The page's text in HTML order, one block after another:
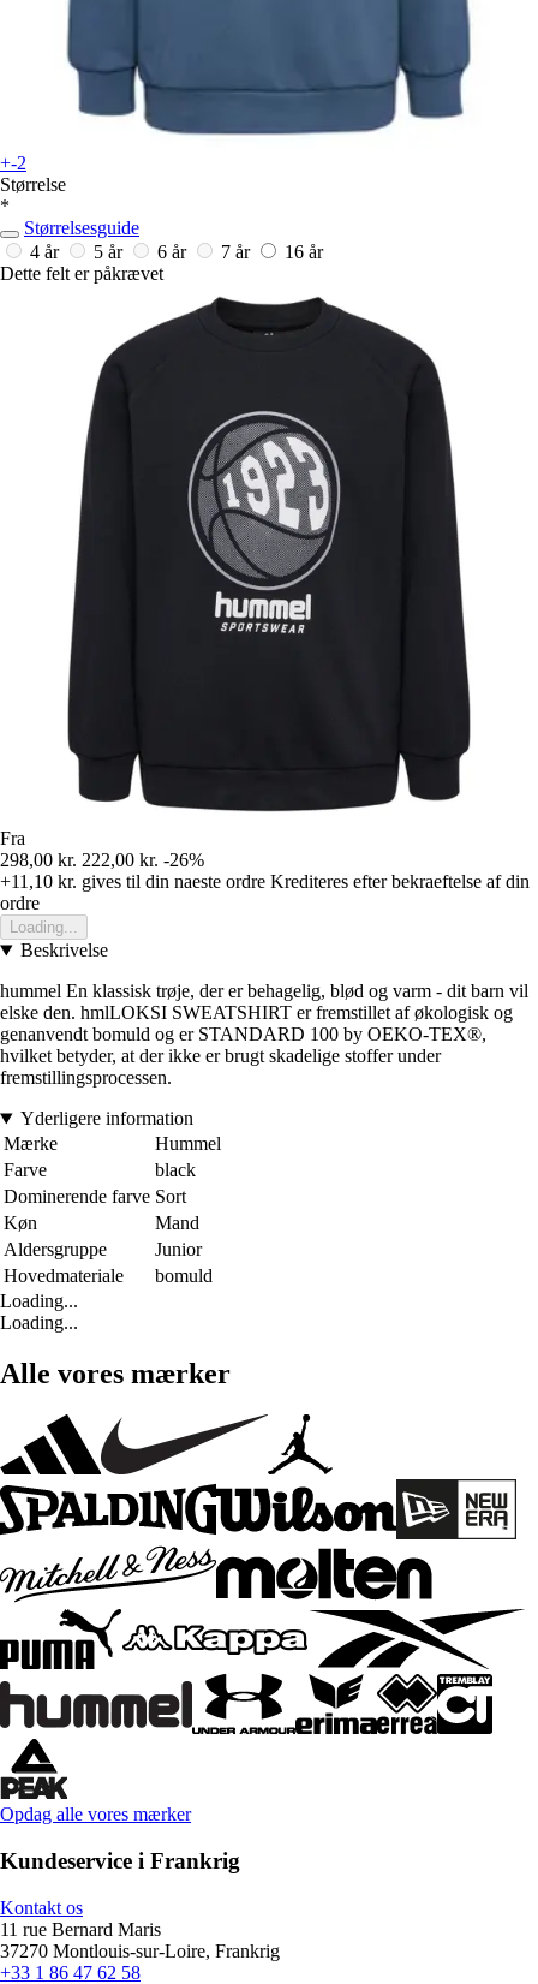
+-2
Størrelse
*
Størrelsesguide
4 år
5 år 6 år 7 år
16 år
Dette felt er påkrævet
Fra
298,00 kr. 222,00 kr. -26%
+11,10 kr. gives til din naeste ordre Krediteres efter bekraeftelse af din
ordre
Loading...
Beskrivelse
hummel En klassisk trøje, der er behagelig, blød og varm - dit barn vil
elske den. hmlLOKSI SWEATSHIRT er fremstillet af økologisk og
genanvendt bomuld og er STANDARD 100 by OEKO-TEX®,
hvilket betyder, at der ikke er brugt skadelige stoffer under
fremstillingsprocessen.
Yderligere information
Mærke
Hummel
Farve
black
Dominerende farve Sort
Køn
Mand
Aldersgruppe
Junior
Hovedmateriale
bomuld
Loading...
Loading...
Alle vores mærker
Opdag alle vores mærker
Kundeservice i Frankrig
Kontakt os
11 rue Bernard Maris
37270 Montlouis-sur-Loire, Frankrig
+33 1 86 47 62 58